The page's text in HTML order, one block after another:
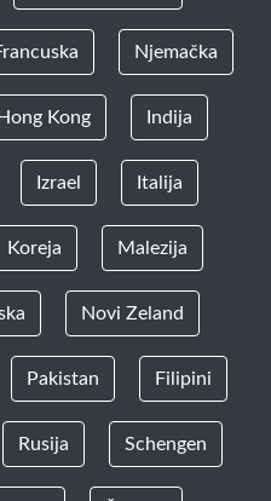
Njemačka
Hong Kong Indija
Izrael Italija
Koreja Malezija
Novi Zeland
Pakistan Filipini
Rusija Schengen